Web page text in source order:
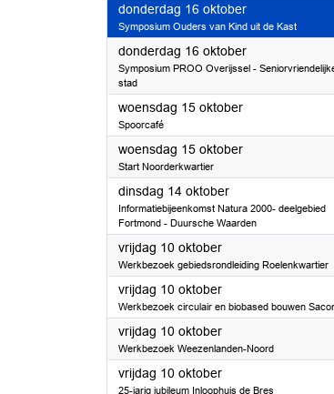
donderdag 16 oktober2025
Symposium Ouders van Kind uit de Kast
donderdag 16 oktober2025
Symposium PROO Overijssel -
stad
woensdag 15 oktober2025
Spoorcafé
woensdag 15 oktober2025
Start Noorderkwartier
dinsdag 14 oktober2025
Informatiebijeenkomst Natura 2000- deelgebied
Fortmond - Duursche Waarden
vrijdag 10 oktober2025
Werkbezoek gebiedsrondleiding Roelenkwartier
vrijdag 10 oktober2025
Werkbezoek circulair en biobased bouwen
vrijdag 10 oktober2025
Werkbezoek Weezenlanden-Noord
vrijdag 10 oktober2025
25-jarig jubileum Inloophuis de Bres